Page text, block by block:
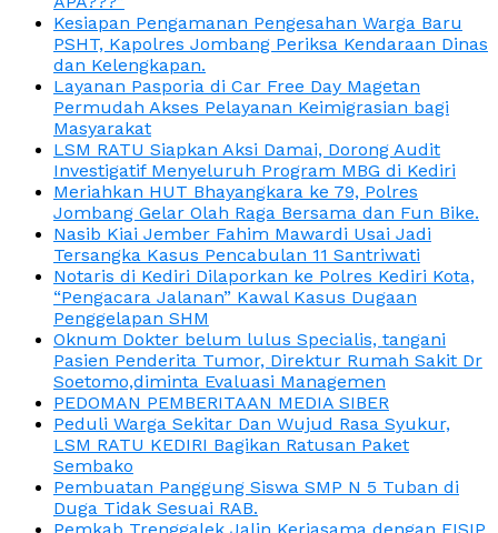
Kesiapan Pengamanan Pengesahan Warga Baru
PSHT, Kapolres Jombang Periksa Kendaraan Dinas
dan Kelengkapan.
Layanan Pasporia di Car Free Day Magetan
Permudah Akses Pelayanan Keimigrasian bagi
Masyarakat
LSM RATU Siapkan Aksi Damai, Dorong Audit
Investigatif Menyeluruh Program MBG di Kediri
Meriahkan HUT Bhayangkara ke 79, Polres
Jombang Gelar Olah Raga Bersama dan Fun Bike.
Nasib Kiai Jember Fahim Mawardi Usai Jadi
Tersangka Kasus Pencabulan 11 Santriwati
Notaris di Kediri Dilaporkan ke Polres Kediri Kota,
“Pengacara Jalanan” Kawal Kasus Dugaan
Penggelapan SHM
Oknum Dokter belum lulus Specialis, tangani
Pasien Penderita Tumor, Direktur Rumah Sakit Dr
Soetomo,diminta Evaluasi Managemen
PEDOMAN PEMBERITAAN MEDIA SIBER
Peduli Warga Sekitar Dan Wujud Rasa Syukur,
LSM RATU KEDIRI Bagikan Ratusan Paket
Sembako
Pembuatan Panggung Siswa SMP N 5 Tuban di
Duga Tidak Sesuai RAB.